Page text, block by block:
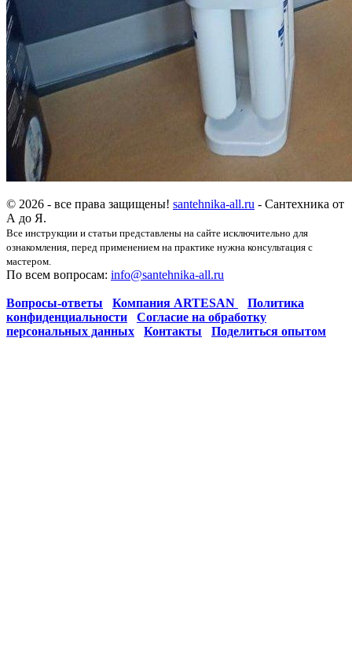
© 2026 - все права защищены! santehnika-all.ru - Сантехника от
А до Я.
Все инструкции и статьи представлены на сайте исключительно для
ознакомления, перед применением на практике нужна консультация с
мастером.
По всем вопросам: info@santehnika-all.ru
Вопросы-ответы Компания ARTESAN
Политика
конфиденциальности
Согласие на обработку
персональных данных
Контакты Поделиться опытом